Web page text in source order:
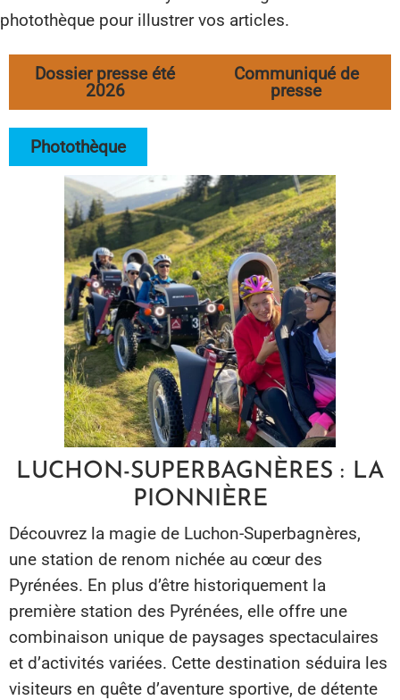
photothèque pour illustrer vos articles.
Dossier presse été
2026
Communiqué de
presse
Photothèque
LUCHON-SUPERBAGNÈRES : LA
PIONNIÈRE
Découvrez la magie de Luchon-Superbagnères,
une station de renom nichée au cœur des
Pyrénées. En plus d’être historiquement la
première station des Pyrénées, elle offre une
combinaison unique de paysages spectaculaires
et d’activités variées. Cette destination séduira les
visiteurs en quête d’aventure sportive, de détente